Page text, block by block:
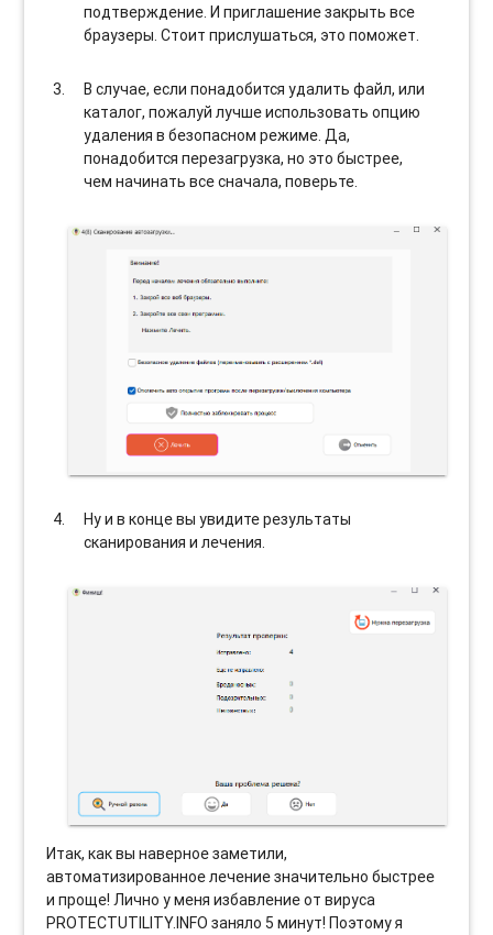
подтверждение. И приглашение закрыть все
браузеры. Стоит прислушаться, это поможет.
В случае, если понадобится удалить файл, или
каталог, пожалуй лучше использовать опцию
удаления в безопасном режиме. Да,
понадобится перезагрузка, но это быстрее,
чем начинать все сначала, поверьте.
Ну и в конце вы увидите результаты
сканирования и лечения.
Итак, как вы наверное заметили,
автоматизированное лечение значительно быстрее
и проще! Лично у меня избавление от вируса
PROTECTUTILITY.INFO заняло 5 минут! Поэтому я